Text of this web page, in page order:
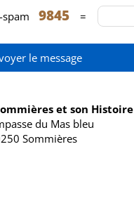
=
et son Histoire
du Mas bleu
Sommières